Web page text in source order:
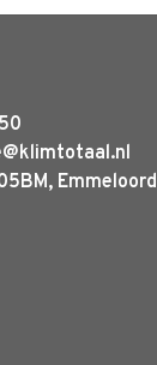
Emmeloord